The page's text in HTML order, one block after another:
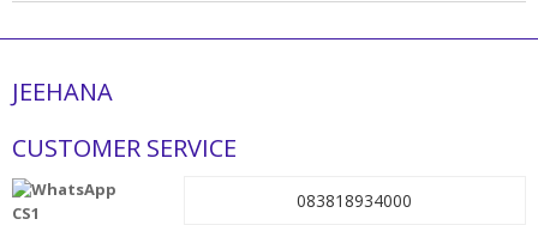
JEEHANA
CUSTOMER SERVICE
CS1
083818934000